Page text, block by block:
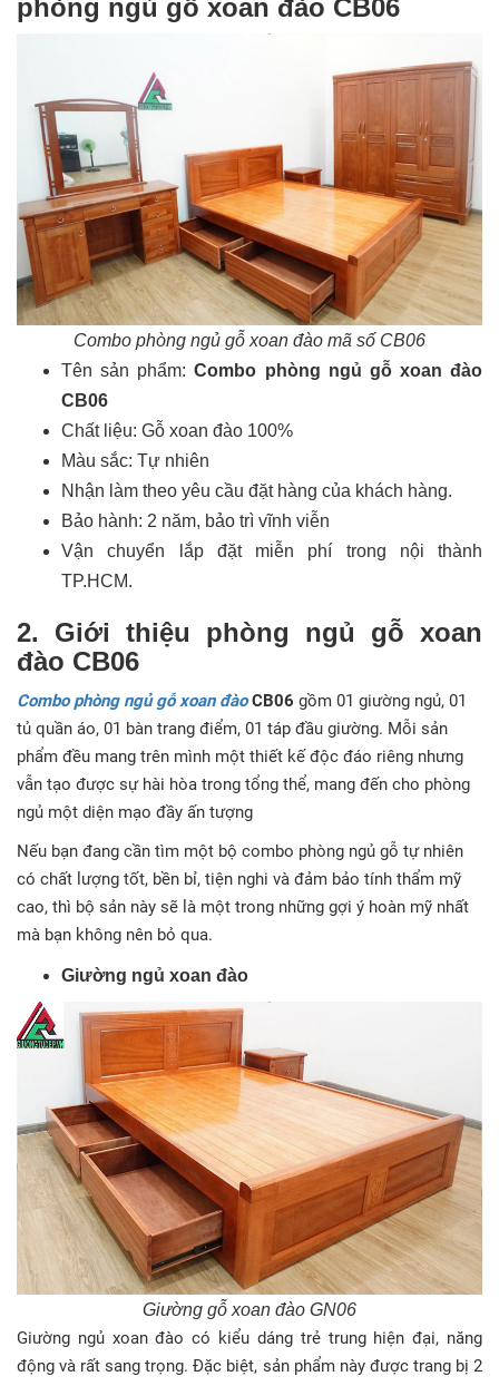
phòng ngủ gỗ xoan đào CB06
Combo phòng ngủ gỗ xoan đào mã số CB06
Tên sản phẩm:Combo phòng ngủ gỗ xoan đào
CB06
Chất liệu: Gỗ xoan đào 100%
Màu sắc: Tự nhiên
Nhận làm theo yêu cầu đặt hàng của khách hàng.
Bảo hành: 2 năm, bảo trì vĩnh viễn
Vận chuyển lắp đặt miễn phí trong nội thành
TP.HCM.
​2. Giới thiệu phòng ngủ gỗ xoan
đào CB06
Combo phòng ngủ gỗ xoan đàoCB06 gồm 01 giường ngủ, 01
tủ quần áo, 01 bàn trang điểm, 01 táp đầu giường. Mỗi sản
phẩm đều mang trên mình một thiết kế độc đáo riêng nhưng
vẫn tạo được sự hài hòa trong tổng thể, mang đến cho phòng
ngủ một diện mạo đầy ấn tượng
Nếu bạn đang cần tìm một bộ combo phòng ngủ gỗ tự nhiên
có chất lượng tốt, bền bỉ, tiện nghi và đảm bảo tính thẩm mỹ
cao, thì bộ sản này sẽ là một trong những gợi ý hoàn mỹ nhất
mà bạn không nên bỏ qua.
Giường ngủ xoan đào
Giường gỗ xoan đào GN06
Giường ngủ xoan đào có kiểu dáng trẻ trung hiện đại, năng
động và rất sang trọng. Đặc biệt, sản phẩm này được trang bị 2